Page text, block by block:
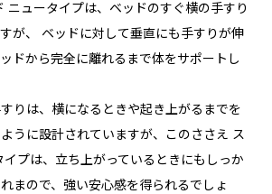
ニュータイプは、ベッドのすぐ横の手すり
が、 ベッドに対して垂直にも手すりが伸
ドから完全に離れるまで体をサポートし
りは、横になるときや起き上がるまでを
うに設計されていますが、このささえ ス
プは、立ち上がっているときにもしっか
まので、強い安心感を得られるでしょ